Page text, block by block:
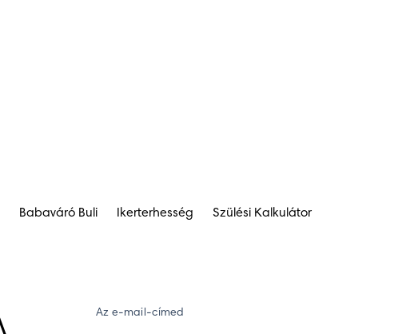
Babaváró Buli Ikerterhesség Szülési Kalkulátor
Az e-mail-címed